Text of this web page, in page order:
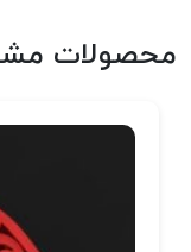
محصولات